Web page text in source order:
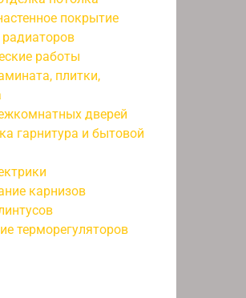
покрытие
работы
плитки,
дверей
гарнитура и бытовой
карнизов
терморегуляторов